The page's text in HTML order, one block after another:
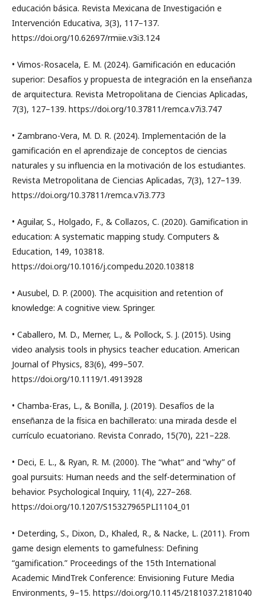
educación básica. Revista Mexicana de Investigación e
Intervención Educativa, 3(3), 117–137.
https://doi.org/10.62697/rmiie.v3i3.124
• Vimos-Rosacela, E. M. (2024). Gamificación en educación
superior: Desafíos y propuesta de integración en la enseñanza
de arquitectura. Revista Metropolitana de Ciencias Aplicadas,
7(3), 127–139. https://doi.org/10.37811/remca.v7i3.747
• Zambrano-Vera, M. D. R. (2024). Implementación de la
gamificación en el aprendizaje de conceptos de ciencias
naturales y su influencia en la motivación de los estudiantes.
Revista Metropolitana de Ciencias Aplicadas, 7(3), 127–139.
https://doi.org/10.37811/remca.v7i3.773
• Aguilar, S., Holgado, F., & Collazos, C. (2020). Gamification in
education: A systematic mapping study. Computers &
Education, 149, 103818.
https://doi.org/10.1016/j.compedu.2020.103818
• Ausubel, D. P. (2000). The acquisition and retention of
knowledge: A cognitive view. Springer.
• Caballero, M. D., Merner, L., & Pollock, S. J. (2015). Using
video analysis tools in physics teacher education. American
Journal of Physics, 83(6), 499–507.
https://doi.org/10.1119/1.4913928
• Chamba-Eras, L., & Bonilla, J. (2019). Desafíos de la
enseñanza de la física en bachillerato: una mirada desde el
currículo ecuatoriano. Revista Conrado, 15(70), 221–228.
• Deci, E. L., & Ryan, R. M. (2000). The “what” and “why” of
goal pursuits: Human needs and the self-determination of
behavior. Psychological Inquiry, 11(4), 227–268.
https://doi.org/10.1207/S15327965PLI1104_01
• Deterding, S., Dixon, D., Khaled, R., & Nacke, L. (2011). From
game design elements to gamefulness: Defining
“gamification.” Proceedings of the 15th International
Academic MindTrek Conference: Envisioning Future Media
Environments, 9–15. https://doi.org/10.1145/2181037.2181040